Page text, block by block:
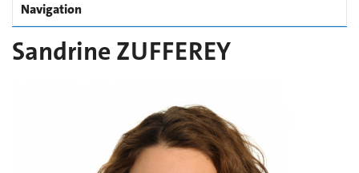
Navigation
Sandrine ZUFFEREY